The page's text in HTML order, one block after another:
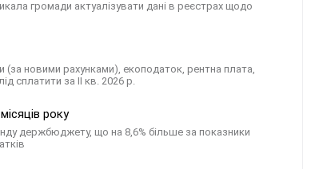
громади актуалізувати дані в реєстрах щодо
(за новими рахунками), екоподаток, рентна плата,
сплатити за ІI кв. 2026 р.
року
держбюджету, що на 8,6% більше за показники